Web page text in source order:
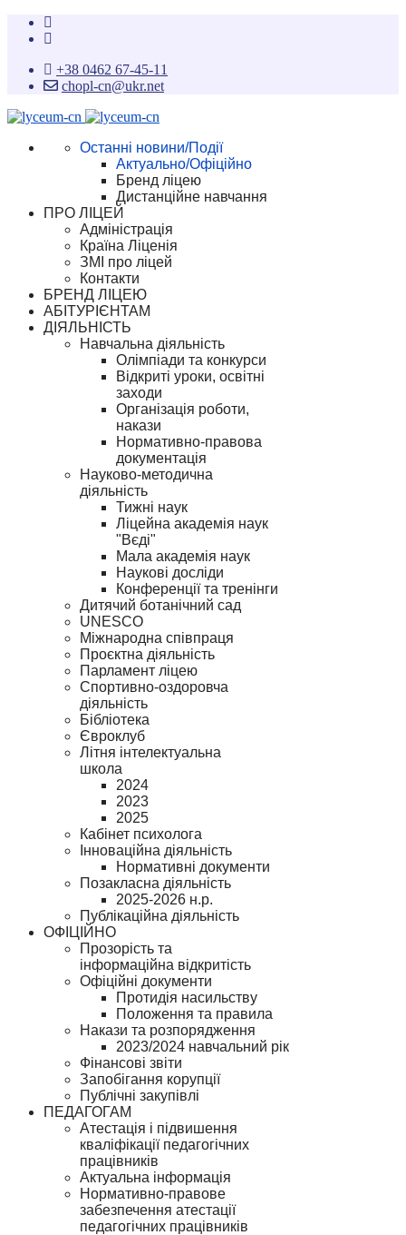
+38 0462 67-45-11
chopl-cn@ukr.net
Останні новини/Події
Актуально/Офіційно
Бренд ліцею
Дистанційне навчання
ПРО ЛІЦЕЙ
Адміністрація
Країна Ліценія
ЗМІ про ліцей
Контакти
БРЕНД ЛІЦЕЮ
АБІТУРІЄНТАМ
ДІЯЛЬНІСТЬ
Навчальна діяльність
Олімпіади та конкурси
Відкриті уроки, освітні
заходи
Організація роботи,
накази
Нормативно-правова
документація
Науково-методична
діяльність
Тижні наук
Ліцейна академія наук
"Вєді"
Мала академія наук
Наукові досліди
Конференції та тренінги
Дитячий ботанічний сад
UNESCO
Міжнародна співпраця
Проєктна діяльність
Парламент ліцею
Спортивно-оздоровча
діяльність
Бібліотека
Євроклуб
Літня інтелектуальна
школа
2024
2023
2025
Кабінет психолога
Інноваційна діяльність
Нормативні документи
Позакласна діяльність
2025-2026 н.р.
Публікаційна діяльність
ОФІЦІЙНО
Прозорість та
інформаційна відкритість
Офіційні документи
Протидія насильству
Положення та правила
Накази та розпорядження
2023/2024 навчальний рік
Фінансові звіти
Запобігання корупції
Публічні закупівлі
ПЕДАГОГАМ
Атестація і підвишення
кваліфікації педагогічних
працівників
Актуальна інформація
Нормативно-правове
забезпечення атестації
педагогічних працівників